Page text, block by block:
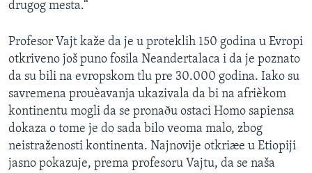
drugog mesta.“
Profesor Vajt kaže da je u proteklih 150 godina u Evropi
otkriveno još puno fosila Neandertalaca i da je poznato
da su bili na evropskom tlu pre 30.000 godina. Iako su
savremena prouèavanja ukazivala da bi na afrièkom
kontinentu mogli da se pronaðu ostaci Homo sapiensa
dokaza o tome je do sada bilo veoma malo, zbog
neistraženosti kontinenta. Najnovije otkriæe u Etiopiji
jasno pokazuje, prema profesoru Vajtu, da se naša